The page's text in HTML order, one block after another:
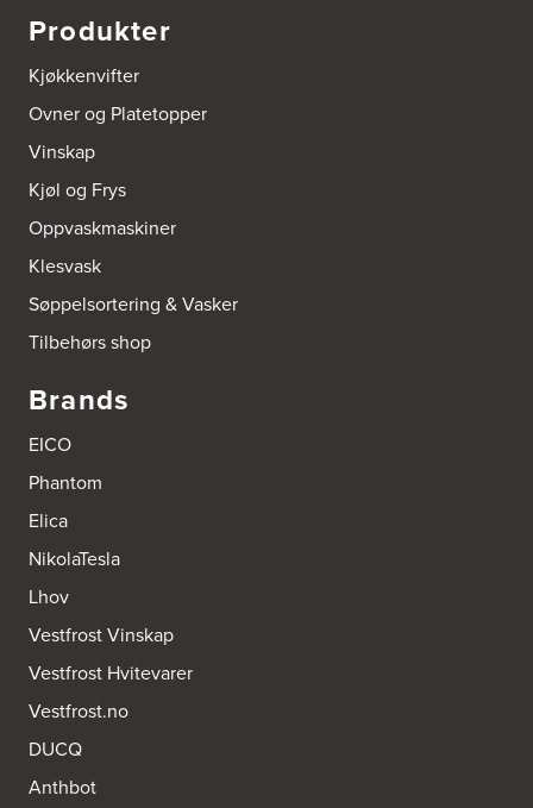
Produkter
Kjøkkenvifter
Ovner og Platetopper
Vinskap
Kjøl og Frys
Oppvaskmaskiner
Klesvask
Søppelsortering & Vasker
Tilbehørs shop
Brands
EICO
Phantom
Elica
NikolaTesla
Lhov
Vestfrost Vinskap
Vestfrost Hvitevarer
Vestfrost.no
DUCQ
Anthbot